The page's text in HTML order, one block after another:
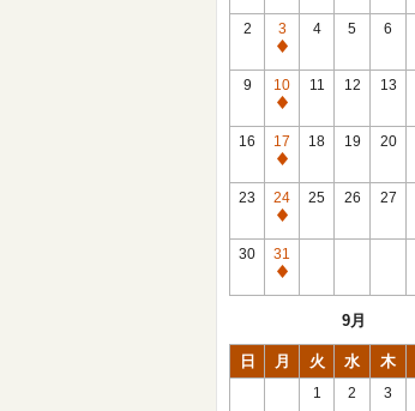
2
3
休
館
日
4 5 6
9
10
休
館
日
11 12 13
16
17
休
館
日
18 19 20
23
24
休
館
日
25 26 27
30
31
休
9月
日 月 火 水 木
1 2 3